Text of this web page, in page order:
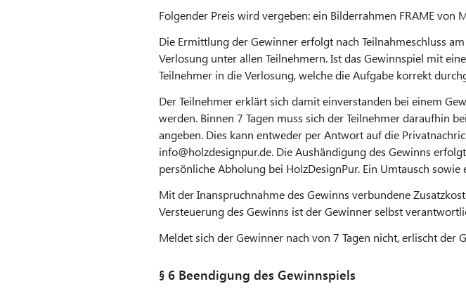
Folgender Preis wird vergeben: ein Bilderrahmen FRAME von
Die Ermittlung der Gewinner erfolgt nach Teilnahmeschluss
Verlosung unter allen Teilnehmern. Ist das Gewinnspiel mit
Teilnehmer in die Verlosung, welche die Aufgabe korrekt
Der Teilnehmer erklärt sich damit einverstanden bei einem
werden. Binnen 7 Tagen muss sich der Teilnehmer daraufhin
angeben. Dies kann entweder per Antwort auf die
info@holzdesignpur.de. Die Aushändigung des Gewinns
persönliche Abholung bei HolzDesignPur. Ein Umtausch
Mit der Inanspruchnahme des Gewinns verbundene
Versteuerung des Gewinns ist der Gewinner selbst
Meldet sich der Gewinner nach von 7 Tagen nicht, erlischt der
§ 6 Beendigung des Gewinnspiels